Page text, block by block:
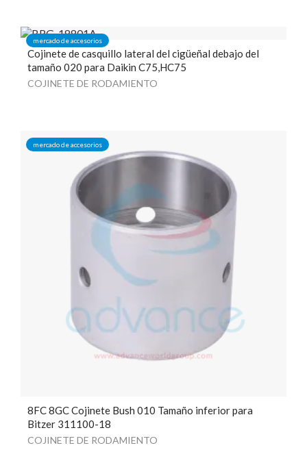
mercado de accesorios
Cojinete de casquillo lateral del cigüeñal debajo del
tamaño 020 para Daikin C75,HC75
COJINETE DE RODAMIENTO
mercado de accesorios
8FC 8GC Cojinete Bush 010 Tamaño inferior para
Bitzer 311100-18
COJINETE DE RODAMIENTO